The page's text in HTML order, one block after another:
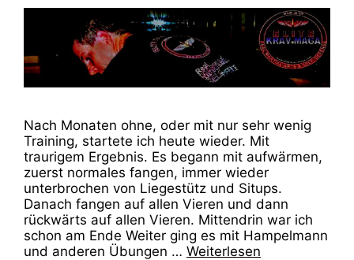
Nach Monaten ohne, oder mit nur sehr wenig
Training, startete ich heute wieder. Mit
traurigem Ergebnis. Es begann mit aufwärmen,
zuerst normales fangen, immer wieder
unterbrochen von Liegestütz und Situps.
Danach fangen auf allen Vieren und dann
rückwärts auf allen Vieren. Mittendrin war ich
schon am Ende Weiter ging es mit Hampelmann
und anderen Übungen … Weiterlesen